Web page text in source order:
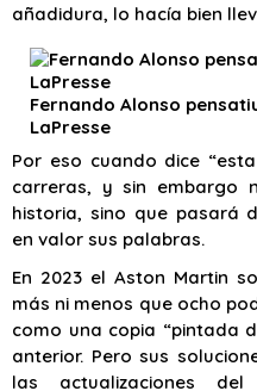
añadidura, lo hacía bien
Fernando Alonso
LaPresse
Por eso cuando dice
carreras, y sin embargo
historia, sino que pasará
en valor sus palabras.
En 2023 el Aston Martin
más ni menos que ocho
como una copia “pintada
anterior. Pero sus
las actualizaciones